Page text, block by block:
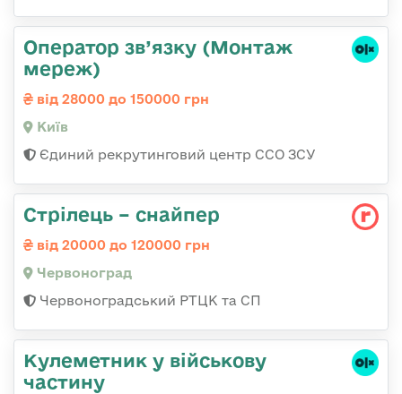
Оператор зв’язку (Монтаж
мереж)
від 28000 до 150000 грн
Київ
Єдиний рекрутинговий центр ССО ЗСУ
Стрілець – снайпер
від 20000 до 120000 грн
Червоноград
Червоноградський РТЦК та СП
Кулеметник у військову
частину